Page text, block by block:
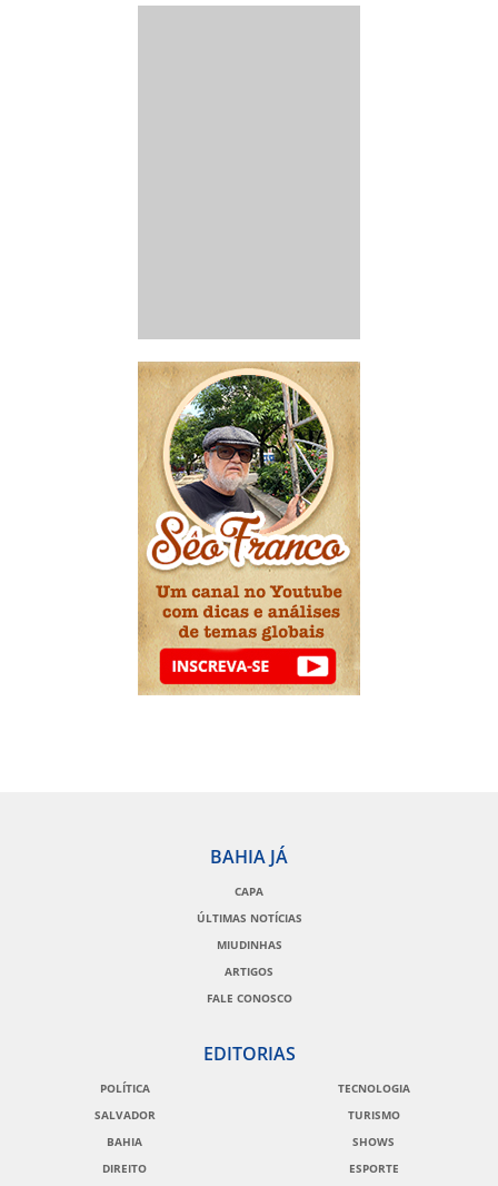
BAHIA JÁ
CAPA
ÚLTIMAS NOTÍCIAS
MIUDINHAS
ARTIGOS
FALE CONOSCO
EDITORIAS
POLÍTICA
SALVADOR
BAHIA
DIREITO
TECNOLOGIA
TURISMO
SHOWS
ESPORTE